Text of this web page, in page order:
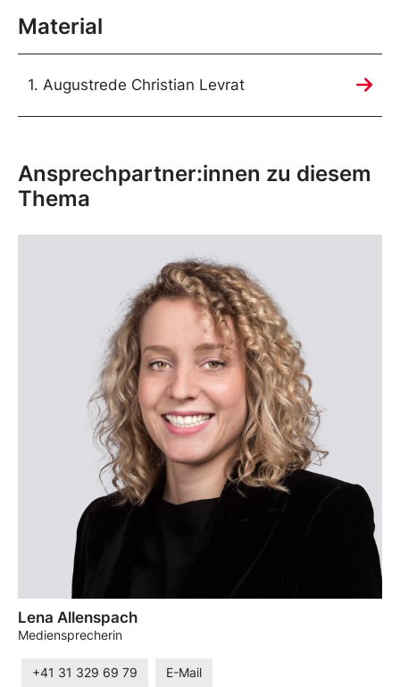
Material
1. Augustrede Christian Levrat
Ansprechpartner:innen zu diesem
Thema
Lena Allenspach
Mediensprecherin
+41 31 329 69 79 E-Mail